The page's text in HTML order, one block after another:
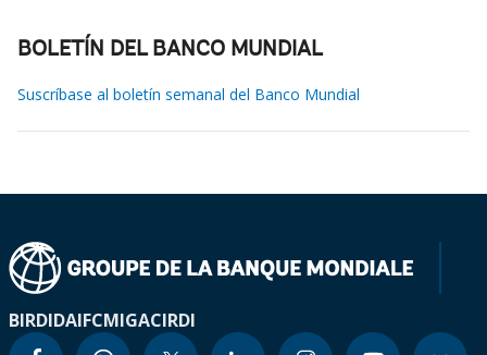
BOLETÍN DEL BANCO MUNDIAL
Suscríbase al boletín semanal del Banco Mundial
BIRDIDAIFCMIGACIRDI